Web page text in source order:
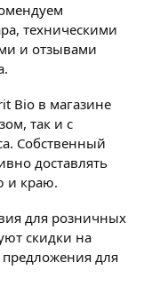
техническими
и отзывами
Bio в магазине
так и с
Собственный
доставлять
и краю.
для розничных
скидки на
для